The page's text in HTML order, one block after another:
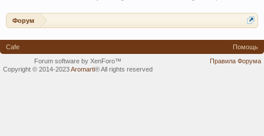
Форум
Cafe
Помощь
Правила Форума
Forum software by XenForo™
Copyright © 2014-2023Aromarti®All rights reserved